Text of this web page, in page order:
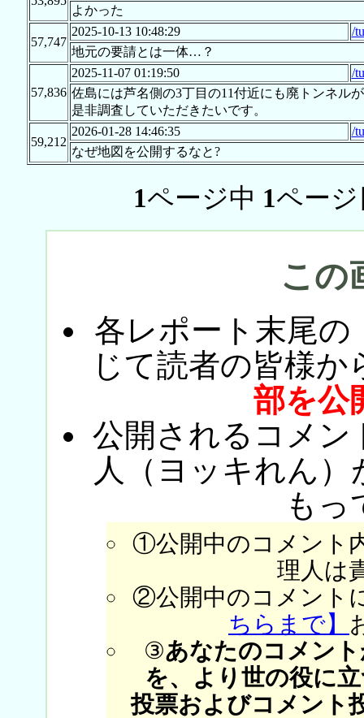
よかった
57,747
2025-10-13 10:48:29
/
地元の要請とは一体…？
57,836
2025-11-07 01:19:50
/
佐島には芦名側の3丁目の11付近にも廃トンネル
是非調査していただきたいです。
59,212
2026-01-28 14:46:35
/
なぜ地図を公開するなと?
1ページ中 1ペー
この
各レポート末尾の
じて読者の皆様か
部を公
公開されるコメン
人（ヨッキれん
もっ
①公開中のコメント
理人は
②公開中のコメント
ちらまで】
③あなたのコメン
を、より世の役に
投票およびコメント